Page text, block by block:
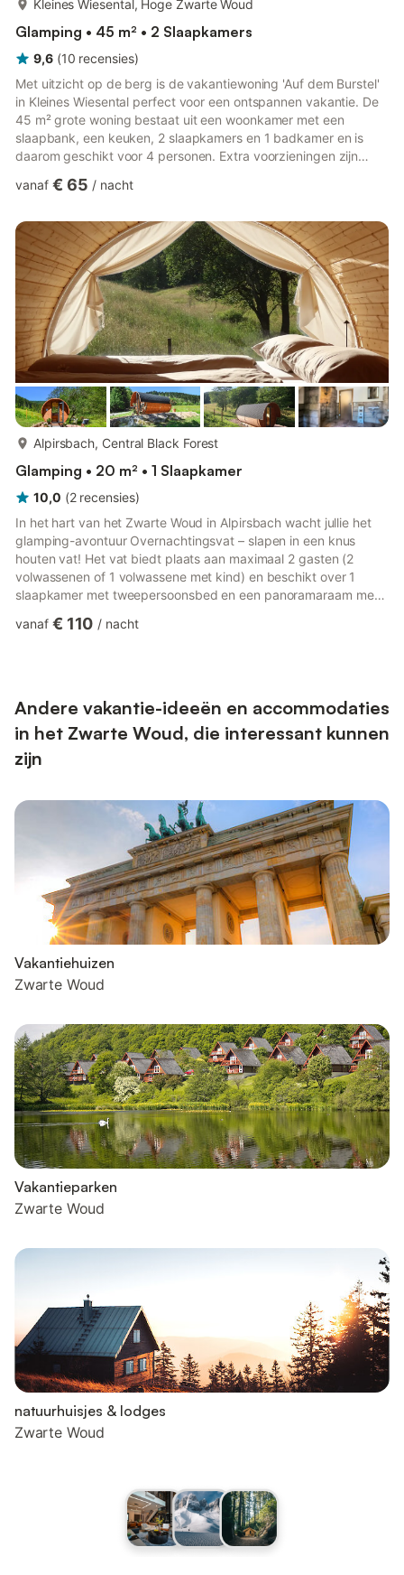
Kleines Wiesental, Hoge Zwarte Woud
Glamping • 45 m² • 2 Slaapkamers
9,6 (10 recensies)
Met uitzicht op de berg is de vakantiewoning 'Auf dem Burstel'
in Kleines Wiesental perfect voor een ontspannen vakantie. De
45 m² grote woning bestaat uit een woonkamer met een
slaapbank, een keuken, 2 slaapkamers en 1 badkamer en is
daarom geschikt voor 4 personen. Extra voorzieningen zijn
Verder is er een tafeltennistafel beschikbaar op het terrein. Een
eigen buitenruimte met een zwembad, een overdekt terras en
een barbecue. Dit appartement beschikt over een gedeelde
tu...
vanaf € 65 / nacht
Alpirsbach, Central Black Forest
Glamping • 20 m² • 1 Slaapkamer
10,0 (2 recensies)
In het hart van het Zwarte Woud in Alpirsbach wacht jullie het
glamping-avontuur Overnachtingsvat – slapen in een knus
houten vat! Het vat biedt plaats aan maximaal 2 gasten (2
volwassenen of 1 volwassene met kind) en beschikt over 1
slaapkamer met tweepersoonsbed en een panoramaraam met
direct voor het raam. De badkamer met douche, wc en wastafel
ge...
vanaf € 110 / nacht
Andere vakantie-ideeën en accommodaties
in het Zwarte Woud, die interessant kunnen
zijn
Vakantiehuizen
Zwarte Woud
Vakantieparken
Zwarte Woud
natuurhuisjes & lodges
Zwarte Woud